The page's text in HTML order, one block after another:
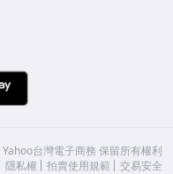
Yahoo台灣電子商務 保留所有權利
隱私權 拍賣使用規範 交易安全